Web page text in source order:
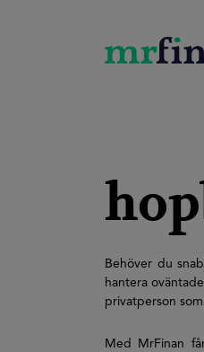
Behöver du
hantera
privatperson
Med MrFinan